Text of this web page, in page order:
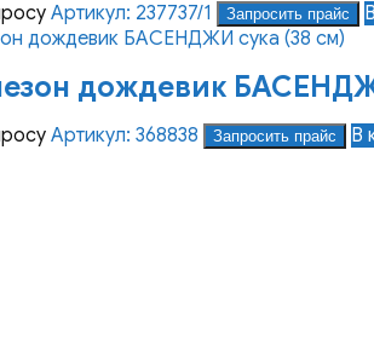
Артикул: 237737/1 Запросить прайс
дождевик
Артикул: 368838 Запросить прайс В